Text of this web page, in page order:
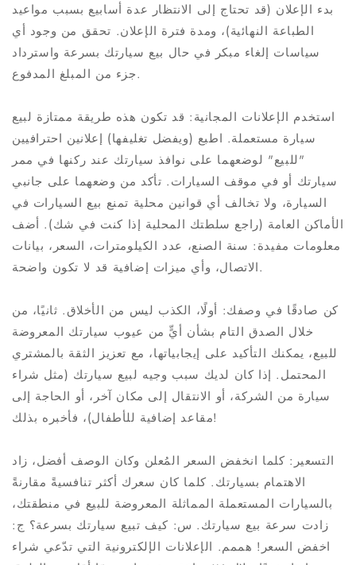
بدء الإعلان (قد تحتاج إلى الانتظار عدة أسابيع بسبب مواعيد
الطباعة النهائية)، ومدة فترة الإعلان. تحقق من وجود أي
سياسات إلغاء مبكر في حال بيع سيارتك بسرعة واسترداد
جزء من المبلغ المدفوع.
استخدم الإعلانات المجانية: قد تكون هذه طريقة ممتازة لبيع
سيارة مستعملة. اطبع (ويفضل تغليفها) إعلانين احترافيين
"للبيع" لوضعهما على نوافذ سيارتك عند ركنها في ممر
سيارتك أو في موقف السيارات. تأكد من وضعهما على جانبي
السيارة، ولا تخالف أي قوانين محلية تمنع بيع السيارات في
الأماكن العامة (راجع سلطتك المحلية إذا كنت في شك). أضف
معلومات مفيدة: سنة الصنع، عدد الكيلومترات، السعر، بيانات
الاتصال، وأي ميزات إضافية قد لا تكون واضحة.
كن صادقًا في وصفك: أولًا، الكذب ليس من الأخلاق. ثانيًا، من
خلال الصدق التام بشأن أيٍّ من عيوب سيارتك المعروضة
للبيع، يمكنك التأكيد على إيجابياتها، مع تعزيز الثقة بالمشتري
المحتمل. إذا كان لديك سبب وجيه لبيع سيارتك (مثل شراء
سيارة من الشركة، أو الانتقال إلى مكان آخر، أو الحاجة إلى
مقاعد إضافية للأطفال)، فأخبره بذلك!
التسعير: كلما انخفض السعر المُعلن وكان الوصف أفضل، زاد
الاهتمام بسيارتك. كلما كان سعرك أكثر تنافسيةً مقارنةً
بالسيارات المستعملة المماثلة المعروضة للبيع في منطقتك،
زادت سرعة بيع سيارتك. س: كيف تبيع سيارتك بسرعة؟ ج:
اخفض السعر! هممم. الإعلانات الإلكترونية التي تدّعي شراء